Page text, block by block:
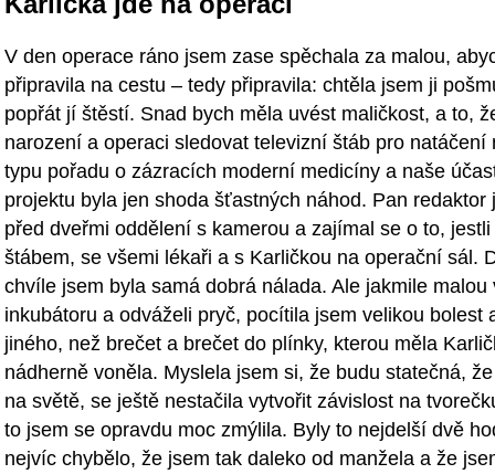
V den operace ráno jsem zase spěchala za malou,
připravila na cestu – tedy připravila: chtěla jsem ji
popřát jí štěstí. Snad bych měla uvést maličkost, a to,
narození a operaci sledovat televizní štáb pro natáčení
typu pořadu o zázracích moderní medicíny a naše
projektu byla jen shoda šťastných náhod. Pan redaktor
před dveřmi oddělení s kamerou a zajímal se o to,
štábem, se všemi lékaři a s Karličkou na operační sál.
chvíle jsem byla samá dobrá nálada. Ale jakmile
inkubátoru a odváželi pryč, pocítila jsem velikou bolest
jiného, než brečet a brečet do plínky, kterou měla
nádherně voněla. Myslela jsem si, že budu statečná,
na světě, se ještě nestačila vytvořit závislost na
to jsem se opravdu moc zmýlila. Byly to nejdelší dvě
nejvíc chybělo, že jsem tak daleko od manžela a že